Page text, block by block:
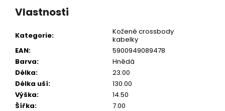
Vlastnosti
Kategorie:
Kožené crossbody
kabelky
EAN:
5900949089478
Barva:
Hnědá
Délka:
23.00
Délka uší:
130.00
Výška:
14.50
Šířka:
7.00